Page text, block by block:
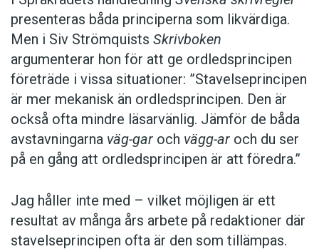
presenteras båda principerna som likvärdiga.
Men i Siv Strömquists Skrivboken
argumenterar hon för att ge ordledsprincipen
företräde i vissa situationer: ”Stavelseprincipen
är mer mekanisk än ordledsprincipen. Den är
också ofta mindre läsarvänlig. Jämför de båda
avstavningarna väg-gar och vägg-ar och du ser
på en gång att ordledsprincipen är att föredra.”
Jag håller inte med – vilket möjligen är ett
resultat av många års arbete på redaktioner där
stavelseprincipen ofta är den som tillämpas.